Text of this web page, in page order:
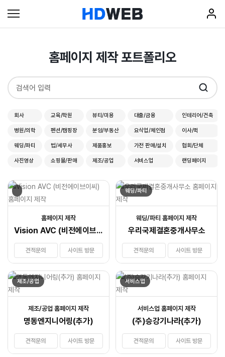
홈페이지 제작 포트폴리오
회사 교육/학원 뷰티/미용 대출/금융 인테리어/건축
병원/의학 펜션/캠핑장 분양/부동산 요식업/체인점 이사/퀵
웨딩/파티 법/세무사 제품홍보 가전 판매/설치 협회/단체
사진영상 쇼핑몰/판매 제조/공업 서비스업 랜딩페이지
홈페이지 제작
Vision AVC (비전에이브이씨)
견적문의 사이트 방문
웨딩/파티
웨딩/파티 홈페이지 제작
우리국제결혼중개사무소
견적문의 사이트 방문
제조/공업
제조/공업 홈페이지 제작
명동엔지니어링(추가)
견적문의 사이트 방문
서비스업
서비스업 홈페이지 제작
(주)승강기나라(추가)
견적문의 사이트 방문